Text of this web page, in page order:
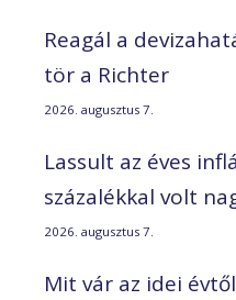
Reagál a
tör a Richter
2026. augusztus 7.
Lassult az éves
százalékkal volt
2026. augusztus 7.
Mit vár az idei